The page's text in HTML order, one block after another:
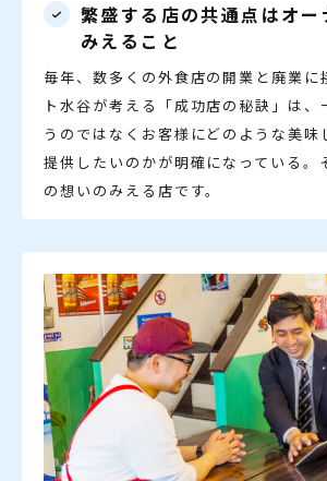
繁盛する店の共通点はオー
みえること
毎年、数多くの外食店の開業と廃業に
ト水谷が考える「成功店の秘訣」は、
うのではなくお客様にどのような美味
提供したいのかが明確になっている。
の想いのみえる店です。